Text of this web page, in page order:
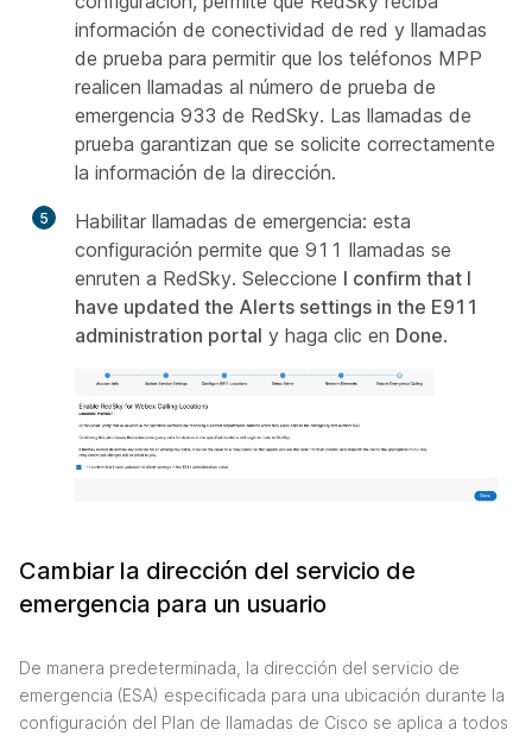
información de conectividad de red y llamadas
de prueba para permitir que los teléfonos MPP
realicen llamadas al número de prueba de
emergencia 933 de RedSky. Las llamadas de
prueba garantizan que se solicite correctamente
la información de la dirección.
5
Habilitar llamadas de emergencia: esta
configuración permite que 911 llamadas se
enruten a RedSky. Seleccione I confirm that I
have updated the Alerts settings in the E911
administration portal y haga clic en Done.
Cambiar la dirección del servicio de
emergencia para un usuario
De manera predeterminada, la dirección del servicio de
emergencia (ESA) especificada para una ubicación durante la
configuración del Plan de llamadas de Cisco se aplica a todos